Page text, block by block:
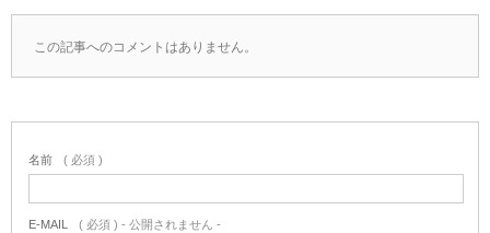
この記事へのコメントはありません。
名前 ( 必須 )
E-MAIL ( 必須 ) - 公開されません -